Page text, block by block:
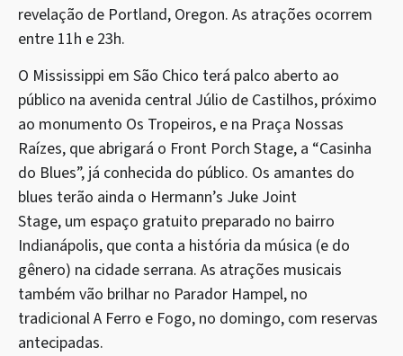
revelação de Portland, Oregon. As atrações ocorrem
entre 11h e 23h.
O Mississippi em São Chico terá palco aberto ao
público na avenida central Júlio de Castilhos, próximo
ao monumento Os Tropeiros, e na Praça Nossas
Raízes, que abrigará o Front Porch Stage, a “Casinha
do Blues”, já conhecida do público. Os amantes do
blues terão ainda o Hermann’s Juke Joint
Stage, um espaço gratuito preparado no bairro
Indianápolis, que conta a história da música (e do
gênero) na cidade serrana. As atrações musicais
também vão brilhar no Parador Hampel, no
tradicional A Ferro e Fogo, no domingo, com reservas
antecipadas.